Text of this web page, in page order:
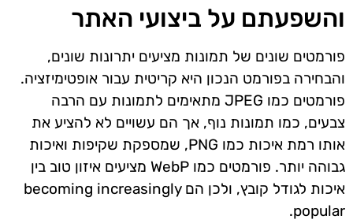
והשפעתם על ביצועי האתר
פורמטים שונים של תמונות מציעים יתרונות שונים,
והבחירה בפורמט הנכון היא קריטית עבור אופטימיזציה.
פורמטים כמו JPEG מתאימים לתמונות עם הרבה
צבעים, כמו תמונות נוף, אך הם עשויים לא להציע את
אותו רמת איכות כמו PNG, שמספקת שקיפות ואיכות
גבוהה יותר. פורמטים כמו WebP מציעים איזון טוב בין
איכות לגודל קובץ, ולכן הם becoming increasingly
popular.